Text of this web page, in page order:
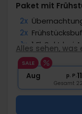
Paket mit
2x
2x
1x 1 Fl. Sekt bei
1x
2x Gratis
Alles sehen,
SALE
Aug p. P.
Gesamt